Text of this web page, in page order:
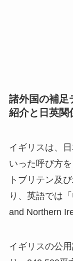
諸外国の補足
紹介と日英関
イギリスは、
いった呼び方
トブリテン及
り、英語では
and Northern
イギリスの公